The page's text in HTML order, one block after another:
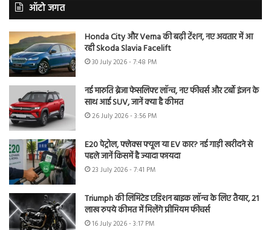
ऑटो जगत
Honda City और Verna की बढ़ी टेंशन, नए अवतार में आ
रही Skoda Slavia Facelift
30 July 2026 - 7:48 PM
नई मारुति ब्रेजा फेसलिफ्ट लॉन्च, नए फीचर्स और टर्बो इंजन के
साथ आई SUV, जानें क्या है कीमत
26 July 2026 - 3:56 PM
E20 पेट्रोल, फ्लेक्स फ्यूल या EV कार? नई गाड़ी खरीदने से
पहले जानें किसमें है ज्यादा फायदा
23 July 2026 - 7:41 PM
Triumph की लिमिटेड एडिशन बाइक लॉन्च के लिए तैयार, 21
लाख रुपये कीमत में मिलेंगे प्रीमियम फीचर्स
16 July 2026 - 3:17 PM